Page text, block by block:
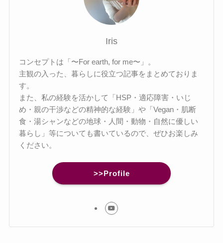
Iris
コンセプトは「〜For earth, for me〜」。
主観の入った、暮らしに役立つ記事をまとめておりま
す。
また、私の経験を活かして「HSP・適応障害・いじ
め・親の干渉などの精神的な経験」や「Vegan・肌断
食・湯シャンなどの地球・人間・動物・自然に優しい
暮らし」等についても書いているので、ぜひお楽しみ
ください。
>>Profile